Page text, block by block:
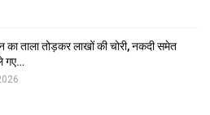
का ताला तोड़कर लाखों की चोरी, नकदी समेत
गए…